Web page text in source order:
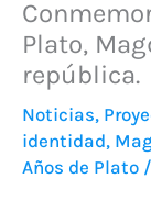
Plato,
república.
Noticias,
identidad,
Años de Plato /